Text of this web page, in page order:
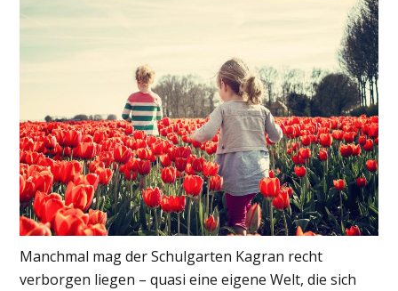
Manchmal mag der Schulgarten Kagran recht
verborgen liegen – quasi eine eigene Welt, die sich